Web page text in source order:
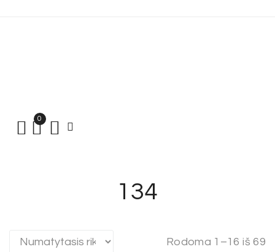
0
134
Rodoma 1–16 iš 69